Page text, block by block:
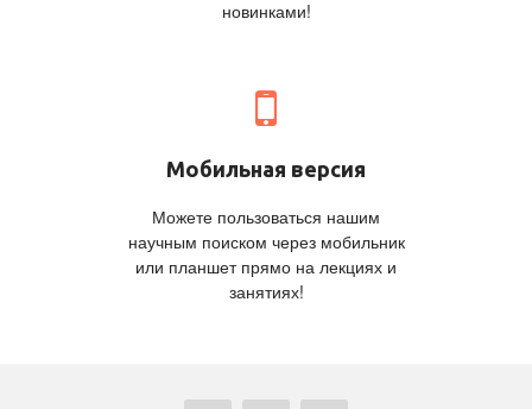
новинками!
Мобильная версия
Можете пользоваться нашим
научным поиском через мобильник
или планшет прямо на лекциях и
занятиях!